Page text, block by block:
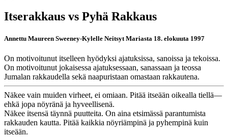
Itserakkaus vs Pyhä Rakkaus
Annettu Maureen Sweeney-Kylelle Neitsyt Mariasta 18. elokuuta 1997
On motivoitunut itselleen hyödyksi ajatuksissa, sanoissa ja tekoissa.
On motivoitunut jokaisessa ajatuksessaan, sanassaan ja teossa
Jumalan rakkaudella sekä naapuristaan omastaan rakkautena.
Näkee vain muiden virheet, ei omiaan. Pitää itseään oikealla tiellä—
ehkä jopa nöyränä ja hyveellisenä.
Näkee itsensä täynnä puutteita. On aina etsimässä parantumista
rakkauden kautta. Pitää kaikkia nöyriämpinä ja pyhempinä kuin
itseään.